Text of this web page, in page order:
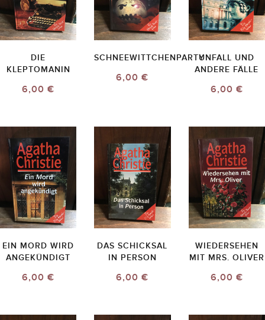
DIE
KLEPTOMANIN
6,00 €
SCHNEEWITTCHENPARTY
6,00 €
UNFALL UND
ANDERE FÄLLE
6,00 €
EIN MORD WIRD
ANGEKÜNDIGT
6,00 €
DAS SCHICKSAL
IN PERSON
6,00 €
WIEDERSEHEN
MIT MRS. OLIVER
6,00 €